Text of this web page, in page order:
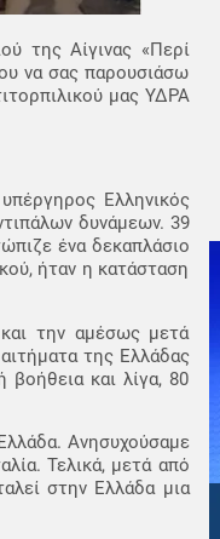
της Αίγινας «Περί
να σας παρουσιάσω
μας ΥΔΡΑ
Ελληνικός
δυνάμεων. 39
ένα δεκαπλάσιο
ήταν η κατάσταση
την αμέσως μετά
της Ελλάδας
και λίγα, 80
Ανησυχούσαμε
Τελικά, μετά από
στην Ελλάδα μια